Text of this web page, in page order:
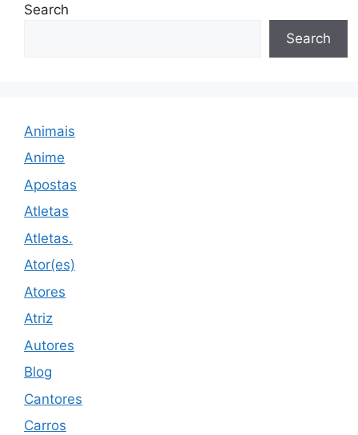
Search
Search
Animais
Anime
Apostas
Atletas
Atletas.
Ator(es)
Atores
Atriz
Autores
Blog
Cantores
Carros